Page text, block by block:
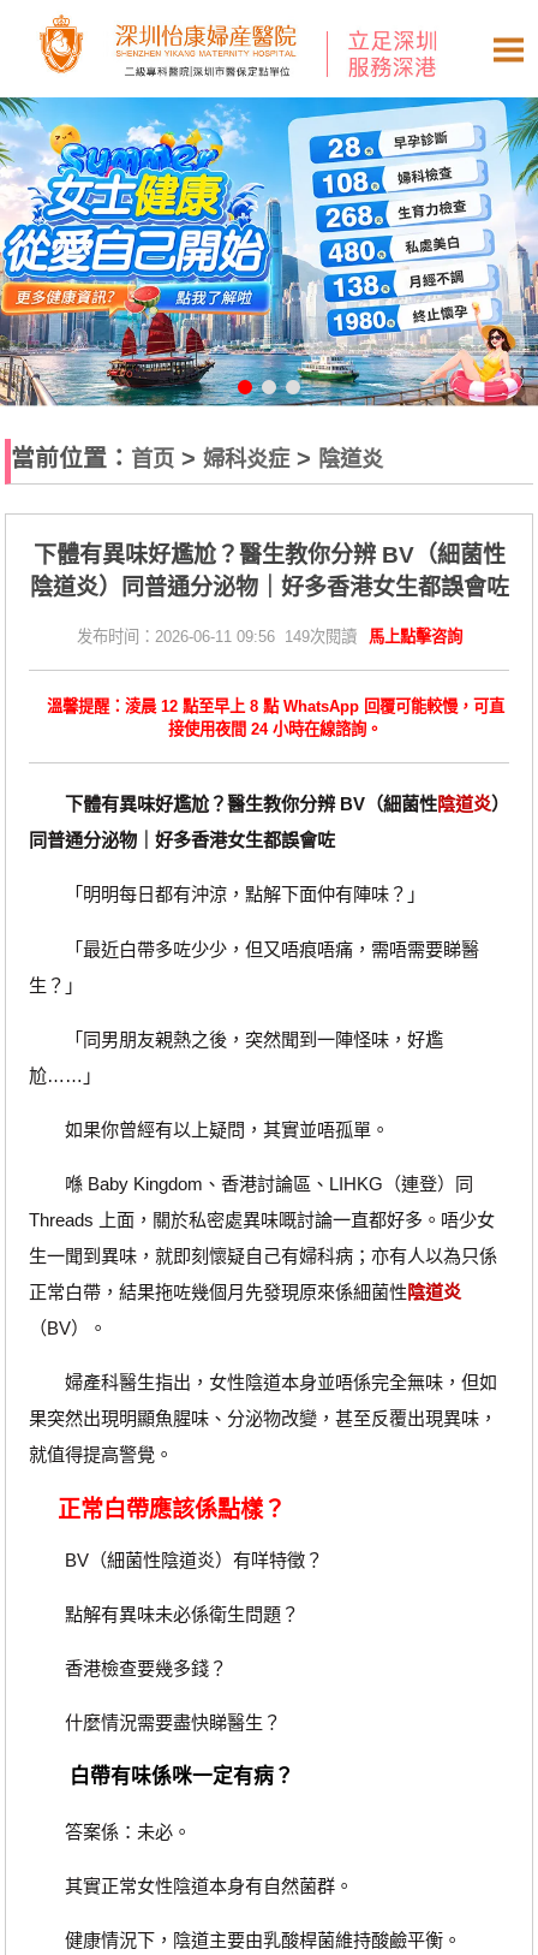
當前位置： 首页 >婦科炎症> 陰道炎
下體有異味好尷尬？醫生教你分辨 BV（細菌性
陰道炎）同普通分泌物｜好多香港女生都誤會咗
发布时间：2026-06-11 09:56 149次閱讀 馬上點擊咨詢
溫馨提醒：淩晨 12 點至早上 8 點 WhatsApp 回覆可能較慢，可直
接使用夜間 24 小時在線諮詢。
下體有異味好尷尬？醫生教你分辨 BV（細菌性陰道炎）
同普通分泌物｜好多香港女生都誤會咗
「明明每日都有沖涼，點解下面仲有陣味？」
「最近白帶多咗少少，但又唔痕唔痛，需唔需要睇醫
生？」
「同男朋友親熱之後，突然聞到一陣怪味，好尷
尬……」
如果你曾經有以上疑問，其實並唔孤單。
喺 Baby Kingdom、香港討論區、LIHKG（連登）同
Threads 上面，關於私密處異味嘅討論一直都好多。唔少女
生一聞到異味，就即刻懷疑自己有婦科病；亦有人以為只係
正常白帶，結果拖咗幾個月先發現原來係細菌性陰道炎
（BV）。
婦產科醫生指出，女性陰道本身並唔係完全無味，但如
果突然出現明顯魚腥味、分泌物改變，甚至反覆出現異味，
就值得提高警覺。
正常白帶應該係點樣？
BV（細菌性陰道炎）有咩特徵？
點解有異味未必係衛生問題？
香港檢查要幾多錢？
什麼情況需要盡快睇醫生？
白帶有味係咪一定有病？
答案係：未必。
其實正常女性陰道本身有自然菌群。
健康情況下，陰道主要由乳酸桿菌維持酸鹼平衡。